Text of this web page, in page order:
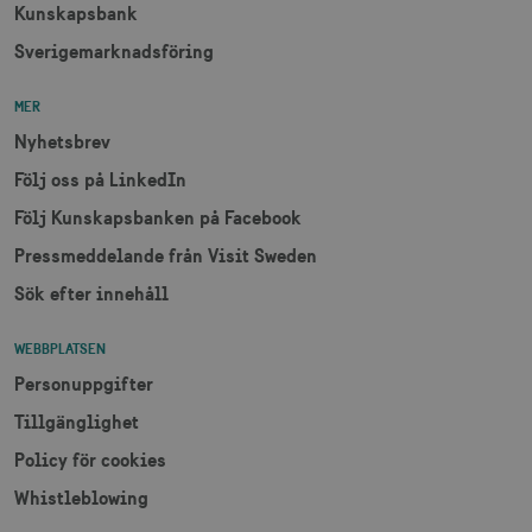
Kunskapsbank
Sverigemarknadsföring
MER
Nyhetsbrev
Följ oss på LinkedIn
Följ Kunskapsbanken på Facebook
Pressmeddelande från Visit Sweden
Sök efter innehåll
WEBBPLATSEN
Personuppgifter
Tillgänglighet
Policy för cookies
Whistleblowing